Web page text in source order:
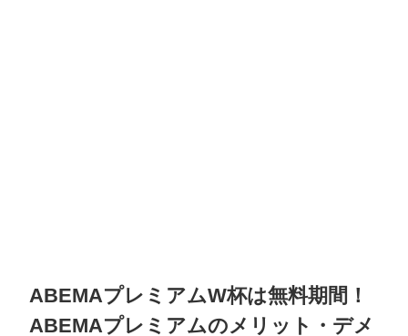
ABEMAプレミアムW杯は無料期間！
ABEMAプレミアムのメリット・デメ